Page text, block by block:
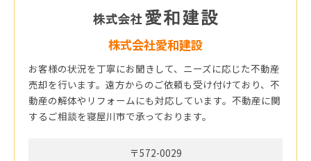
株式会社愛和建設
お客様の状況を丁寧にお聞きして、ニーズに応じた不動産
売却を行います。遠方からのご依頼も受け付けており、不
動産の解体やリフォームにも対応しています。不動産に関
するご相談を寝屋川市で承っております。
〒572-0029